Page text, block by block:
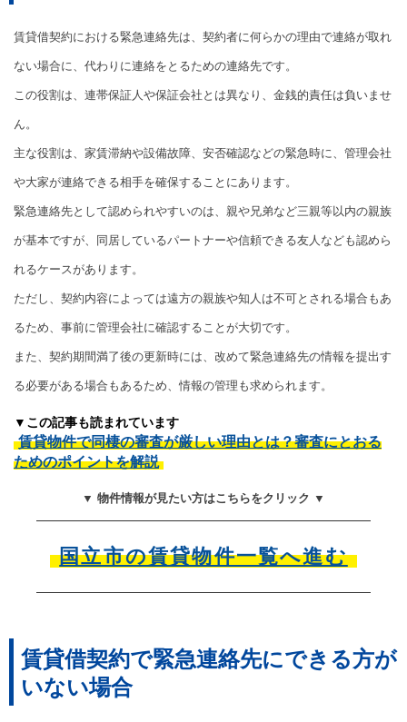
賃貸借契約における緊急連絡先は、契約者に何らかの理由で連絡が取れ
ない場合に、代わりに連絡をとるための連絡先です。
この役割は、連帯保証人や保証会社とは異なり、金銭的責任は負いませ
ん。
主な役割は、家賃滞納や設備故障、安否確認などの緊急時に、管理会社
や大家が連絡できる相手を確保することにあります。
緊急連絡先として認められやすいのは、親や兄弟など三親等以内の親族
が基本ですが、同居しているパートナーや信頼できる友人なども認めら
れるケースがあります。
ただし、契約内容によっては遠方の親族や知人は不可とされる場合もあ
るため、事前に管理会社に確認することが大切です。
また、契約期間満了後の更新時には、改めて緊急連絡先の情報を提出す
る必要がある場合もあるため、情報の管理も求められます。
▼この記事も読まれています
賃貸物件で同棲の審査が厳しい理由とは？審査にとおる
ためのポイントを解説
▼ 物件情報が見たい方はこちらをクリック ▼
国立市の賃貸物件一覧へ進む
賃貸借契約で緊急連絡先にできる方が
いない場合